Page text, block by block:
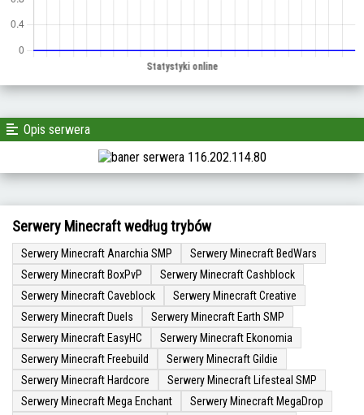
Opis serwera
Serwery Minecraft według trybów
Serwery Minecraft Anarchia SMP
Serwery Minecraft BedWars
Serwery Minecraft BoxPvP
Serwery Minecraft Cashblock
Serwery Minecraft Caveblock
Serwery Minecraft Creative
Serwery Minecraft Duels
Serwery Minecraft Earth SMP
Serwery Minecraft EasyHC
Serwery Minecraft Ekonomia
Serwery Minecraft Freebuild
Serwery Minecraft Gildie
Serwery Minecraft Hardcore
Serwery Minecraft Lifesteal SMP
Serwery Minecraft Mega Enchant
Serwery Minecraft MegaDrop